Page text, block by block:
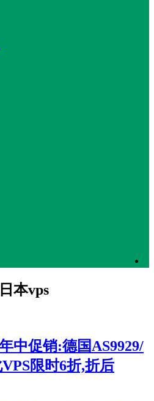
本vps
中促销:德国AS9929/
限时6折,折后